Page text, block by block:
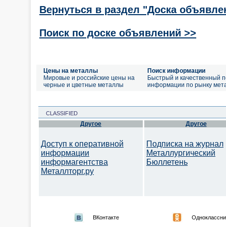
Вернуться в раздел "Доска
Поиск по доске объявлений >>
Цены на металлы
Мировые и российские цены на
черные и цветные металлы
Поиск информации
Быстрый и качественный
информации по рынку
CLASSIFIED
Другое
Доступ к оперативной
информации
информагентства
Металлторг.ру
Другое
Подписка на журнал
Металлургический
Бюллетень
ВКонтакте